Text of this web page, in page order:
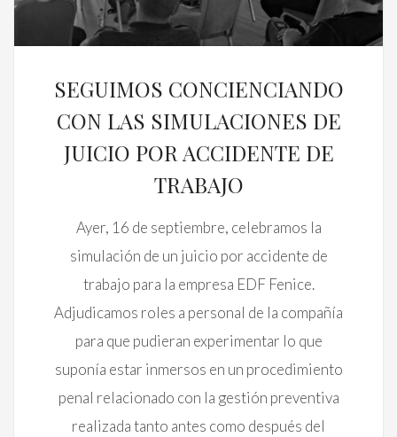
SEGUIMOS CONCIENCIANDO
CON LAS SIMULACIONES DE
JUICIO POR ACCIDENTE DE
TRABAJO
Ayer, 16 de septiembre, celebramos la
simulación de un juicio por accidente de
trabajo para la empresa EDF Fenice.
Adjudicamos roles a personal de la compañía
para que pudieran experimentar lo que
suponía estar inmersos en un procedimiento
penal relacionado con la gestión preventiva
realizada tanto antes como después del